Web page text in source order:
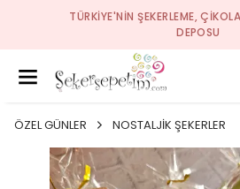
TÜRKIYE'NIN ŞEKERLEME,
DEPOSU
ÖZEL GÜNLER NOSTALJİK ŞEKERLER